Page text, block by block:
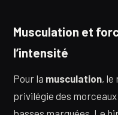
Musculation et
l’intensité
Pour la musculation, le
privilégie des morceaux